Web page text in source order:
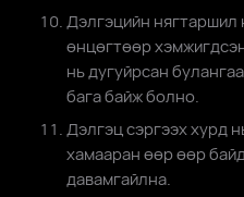
Дэлгэцийн нягтаршил
өнцөгтөөр
нь дугуйрсан
бага байж болно.
Дэлгэц сэргээх хурд
хамааран өөр өөр
давамгайлна.